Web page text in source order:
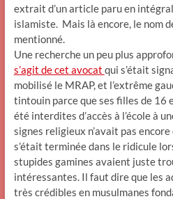
extrait d’un article paru en
islamiste. Mais là encore, le nom
mentionné.
Une recherche un peu plus
s’agit de cet avocat qui s’était
mobilisé le MRAP, et l’extrême
tintouin parce que ses filles de 16
été interdites d’accès à l’école à
signes religieux n’avait pas
s’était terminée dans le ridicule
stupides gamines avaient juste
intéressantes. Il faut dire que les
très crédibles en musulmanes